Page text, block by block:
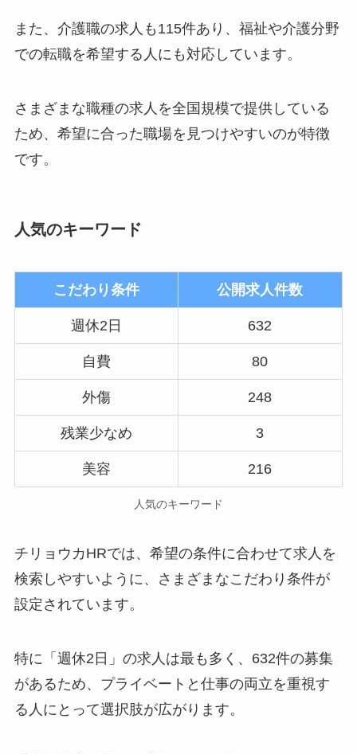
また、介護職の求人も115件あり、福祉や介護分野
での転職を希望する人にも対応しています。
さまざまな職種の求人を全国規模で提供している
ため、希望に合った職場を見つけやすいのが特徴
です。
人気のキーワード
こだわり条件 公開求人件数
週休2日 632
自費 80
外傷 248
残業少なめ 3
美容 216
人気のキーワード
チリョウカHRでは、希望の条件に合わせて求人を
検索しやすいように、さまざまなこだわり条件が
設定されています。
特に「週休2日」の求人は最も多く、632件の募集
があるため、プライベートと仕事の両立を重視す
る人にとって選択肢が広がります。